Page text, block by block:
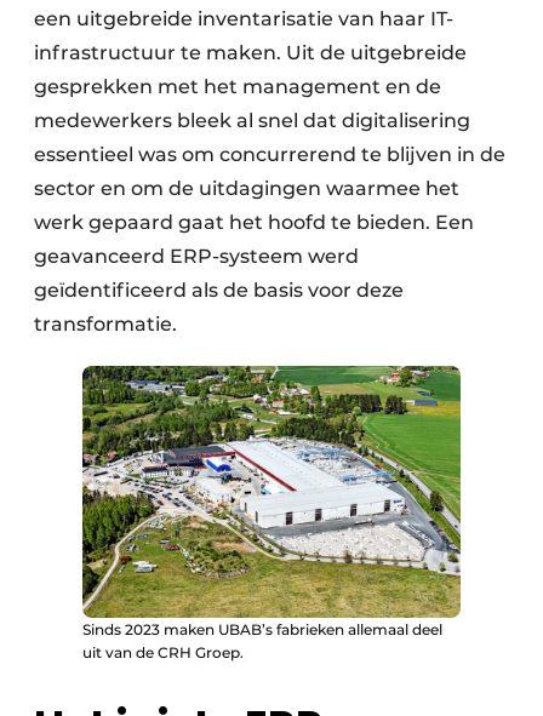
een uitgebreide inventarisatie van haar IT-
infrastructuur te maken. Uit de uitgebreide
gesprekken met het management en de
medewerkers bleek al snel dat digitalisering
essentieel was om concurrerend te blijven in de
sector en om de uitdagingen waarmee het
werk gepaard gaat het hoofd te bieden. Een
geavanceerd ERP-systeem werd
geïdentificeerd als de basis voor deze
transformatie.
Sinds 2023 maken UBAB’s fabrieken allemaal deel
uit van de CRH Groep.